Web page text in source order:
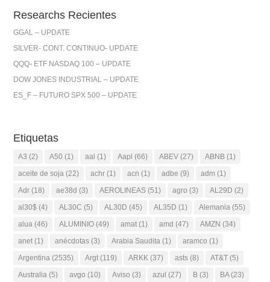
Researchs Recientes
GGAL – UPDATE
SILVER- CONT. CONTINUO- UPDATE
QQQ- ETF NASDAQ 100 – UPDATE
DOW JONES INDUSTRIAL – UPDATE
ES_F – FUTURO SPX 500 – UPDATE
Etiquetas
A3 (2) A50 (1) aal (1) Aapl (66) ABEV (27) ABNB (1)
aceite de soja (22) achr (1) acn (1) adbe (9) adm (1)
Adr (18) ae38d (3) AEROLINEAS (51) agro (3) AL29D (2)
al30$ (4) AL30C (5) AL30D (45) AL35D (1) Alemania (55)
alua (46) ALUMINIO (49) amat (1) amd (47) AMZN (34)
anet (1) anécdotas (3) Arabia Saudita (1) aramco (1)
Argentina (2535) Argt (119) ARKK (37) asts (8) AT&T (5)
Australia (5) avgo (10) Aviso (3) azul (27) B (3) BA(23)